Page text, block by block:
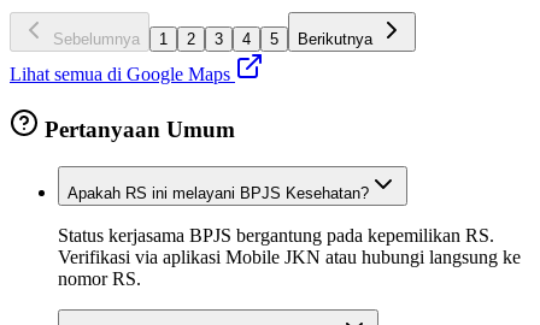
Sebelumnya 1 2 3 4 5 Berikutnya
Lihat semua di Google Maps
Pertanyaan Umum
Apakah RS ini melayani BPJS Kesehatan?
Status kerjasama BPJS bergantung pada kepemilikan RS.
Verifikasi via aplikasi Mobile JKN atau hubungi langsung ke
nomor RS.